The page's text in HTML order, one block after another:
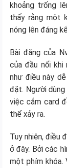
khoảng trống
thấy rằng một
nóng lên đáng
Bài đăng của
của đầu nối
như điều này
đặt. Người
việc cắm card
thể xảy ra.
Tuy nhiên, điều
ở đây. Bởi các
một phím khóa.